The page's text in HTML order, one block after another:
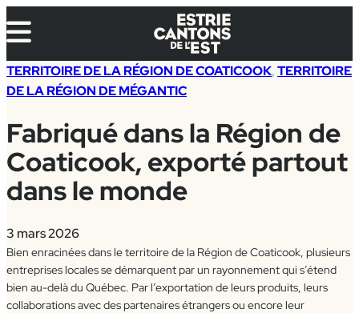
au
TERRITOIRE DE LA RÉGION DE COATICOOK, TERRITOIRE
DE LA RÉGION DE MÉGANTIC
Fabriqué dans la Région de
Coaticook, exporté partout
dans le monde
3 mars 2026
Bien enracinées dans le territoire de la Région de Coaticook, plusieurs
entreprises locales se démarquent par un rayonnement qui s’étend
bien au-delà du Québec. Par l’exportation de leurs produits, leurs
collaborations avec des partenaires étrangers ou encore leur